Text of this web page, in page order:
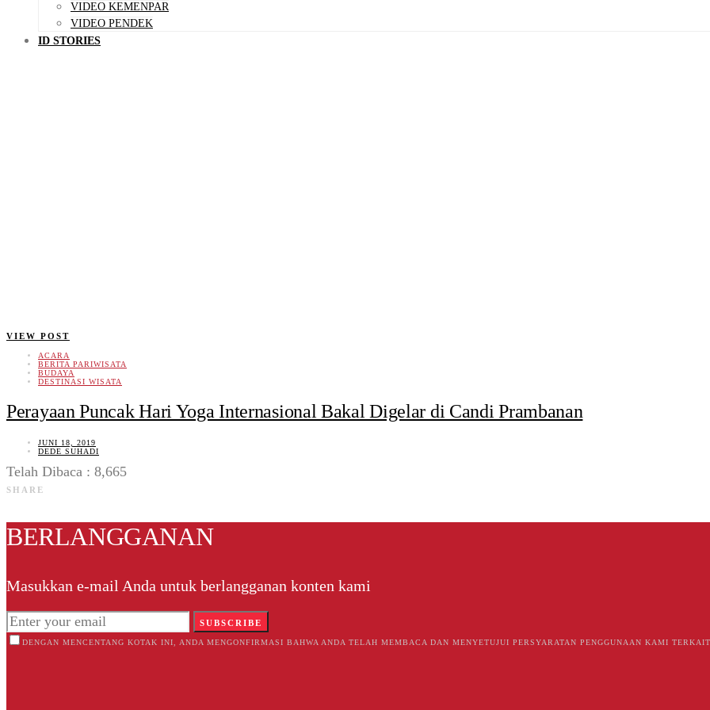
VIDEO KEMENPAR
VIDEO PENDEK
ID STORIES
VIEW POST
ACARA
BERITA PARIWISATA
BUDAYA
DESTINASI WISATA
Perayaan Puncak Hari Yoga Internasional Bakal Digelar di Candi Prambanan
JUNI 18, 2019
DEDE SUHADI
Telah Dibaca : 8,665
SHARE
BERLANGGANAN
Masukkan e-mail Anda untuk berlangganan konten kami
SUBSCRIBE
DENGAN MENCENTANG KOTAK INI, ANDA MENGONFIRMASI BAHWA ANDA TELAH MEMBACA DAN MENYETUJUI PERSYARATAN PENGGUNAAN KAMI